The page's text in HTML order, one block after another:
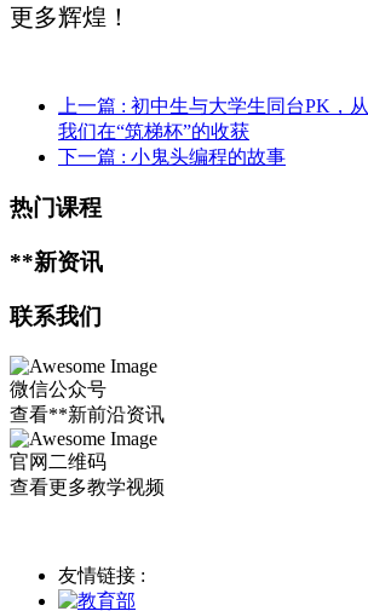
更多辉煌！
上一篇 : 初中生与大学生同台PK，
我们在“筑梯杯”的收获
下一篇 : 小鬼头编程的故事
热门课程
**新资讯
联系我们
微信公众号
查看**新前沿资讯
官网二维码
查看更多教学视频
友情链接 :